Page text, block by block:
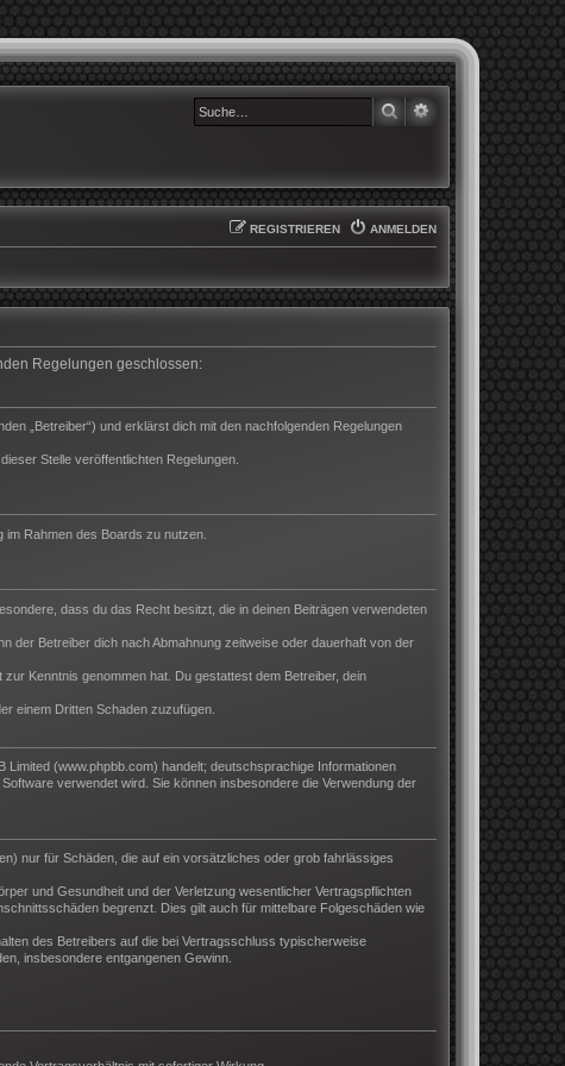
SUCHE
ANMELDEN
REGISTRIEREN
Regelungen geschlossen:
„Betreiber“) und erklärst dich mit den nachfolgenden Regelungen
Stelle veröffentlichten Regelungen.
Rahmen des Boards zu nutzen.
dass du das Recht besitzt, die in deinen Beiträgen verwendeten
der Betreiber dich nach Abmahnung zeitweise oder dauerhaft von der
Kenntnis genommen hat. Du gestattest dem Betreiber, dein
einem Dritten Schaden zuzufügen.
Limited (www.phpbb.com) handelt; deutschsprachige Informationen
verwendet wird. Sie können insbesondere die Verwendung der
nur für Schäden, die auf ein vorsätzliches oder grob fahrlässiges
und Gesundheit und der Verletzung wesentlicher Vertragspflichten
begrenzt. Dies gilt auch für mittelbare Folgeschäden wie
des Betreibers auf die bei Vertragsschluss typischerweise
insbesondere entgangenen Gewinn.